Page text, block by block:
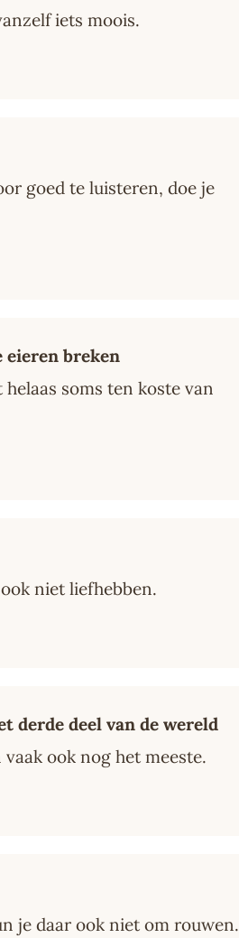
iets moois.
goed te luisteren, doe je
eieren breken
soms ten koste van
niet liefhebben.
derde deel van de wereld
ook nog het meeste.
je daar ook niet om rouwen.